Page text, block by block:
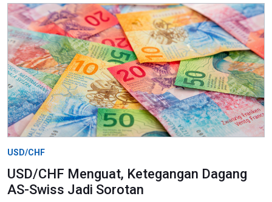
USD/CHF
USD/CHF Menguat, Ketegangan Dagang
AS-Swiss Jadi Sorotan